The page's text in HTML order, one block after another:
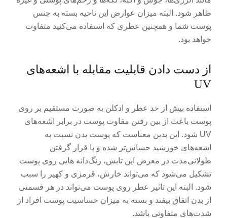
ظاهر شود. البته میزان عوارض این ناحیه بسته به جنس
پوست شما و همچنین عطری که استفاده می‌کنید متفاوت
خواهد بود.
از دست دادن قابلیت مقابله با اشعه‌های
UV
استفاده بیش از حد عطر و ادکلن به صورت مستقیم بر روی
پوست باعث از بین رفتن مقاوت پوست در برابر اشعه‌های
UV شود. این بدین معناست که پوست بدن نسبت به
اشعه‌های خورشید حساس‌تر شده و با قرار گرفتن
طولانی‌مدت در معرض این تابش، رنگ‌دانه هایی روی پوست
تشکیل می‌شود که می‌تواند خارش، قرمزی و کهیر را سبب
شود. البته این تاثیر عطر روی پوست می‌تواند در هر قسمتی
از بدن اتفاق بیفتد و بسته به میزان حساسیت پوست افراد از
شدت‌های متفاوتی باشد.